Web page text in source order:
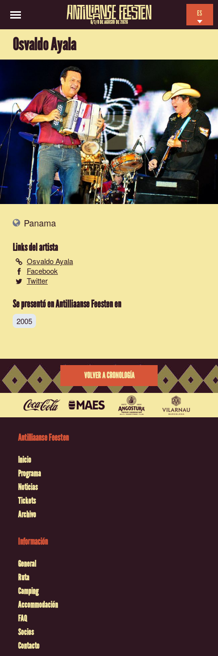
6/7/8 DE AGOSTO DE 2026
ES
Osvaldo Ayala
Panama
Links del artista
Osvaldo Ayala
Facebook
Twitter
Se presentó en Antilliaanse Feesten en
2005
VOLVER A CRONOLOGÍA
Antilliaanse Feesten
Inicio
Programa
Noticias
Tickets
Archivo
Información
General
Ruta
Camping
Accommodación
FAQ
Socios
Contacto